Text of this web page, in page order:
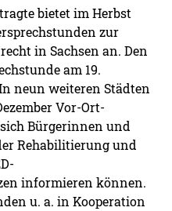
bietet im Herbst
zur
in Sachsen an. Den
am 19.
neun weiteren Städten
Vor-Ort-
Bürgerinnen und
Rehabilitierung und
informieren können.
u. a. in Kooperation